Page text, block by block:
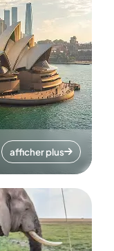
afficher plus